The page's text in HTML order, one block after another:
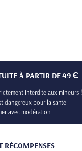
À PARTIR DE 49 Є
interdite aux mineurs !
dangereux pour la santé
avec modération
RÉCOMPENSES